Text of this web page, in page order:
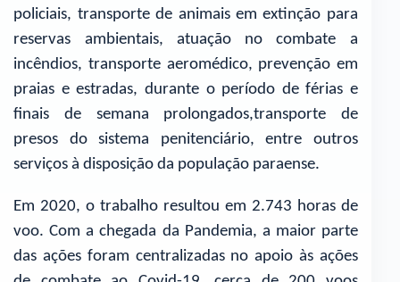
policiais, transporte de animais em extinção para
reservas ambientais, atuação no combate a
incêndios, transporte aeromédico, prevenção em
praias e estradas, durante o período de férias e
finais de semana prolongados,transporte de
presos do sistema penitenciário, entre outros
serviços à disposição da população paraense.
Em 2020, o trabalho resultou em 2.743 horas de
voo. Com a chegada da Pandemia, a maior parte
das ações foram centralizadas no apoio às ações